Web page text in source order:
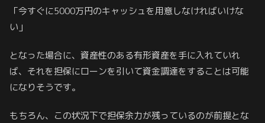
「今すぐに5000万円のキャッシュを用意しなければいけな
い」
となった場合に、資産性のある有形資産を手に入れていれ
ば、それを担保にローンを引いて資金調達をすることは可能
になりそうです。
もちろん、この状況下で担保余力が残っているのが前提とな